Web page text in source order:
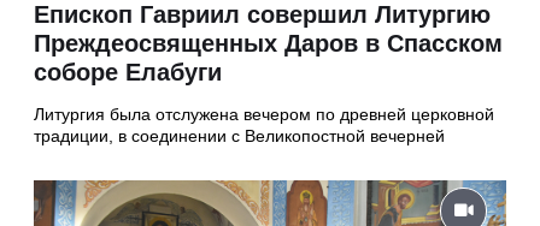
Епископ Гавриил совершил Литургию
Преждеосвященных Даров в Спасском
соборе Елабуги
Литургия была отслужена вечером по древней церковной
традиции, в соединении с Великопостной вечерней